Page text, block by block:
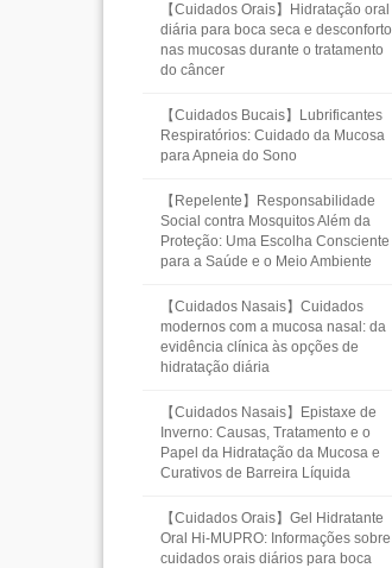
【Cuidados Orais】Hidratação oral
diária para boca seca e desconforto
nas mucosas durante o tratamento
do câncer
【Cuidados Bucais】Lubrificantes
Respiratórios: Cuidado da Mucosa
para Apneia do Sono
【Repelente】Responsabilidade
Social contra Mosquitos Além da
Proteção: Uma Escolha Consciente
para a Saúde e o Meio Ambiente
【Cuidados Nasais】Cuidados
modernos com a mucosa nasal: da
evidência clínica às opções de
hidratação diária
【Cuidados Nasais】Epistaxe de
Inverno: Causas, Tratamento e o
Papel da Hidratação da Mucosa e
Curativos de Barreira Líquida
【Cuidados Orais】Gel Hidratante
Oral Hi-MUPRO: Informações sobre
cuidados orais diários para boca